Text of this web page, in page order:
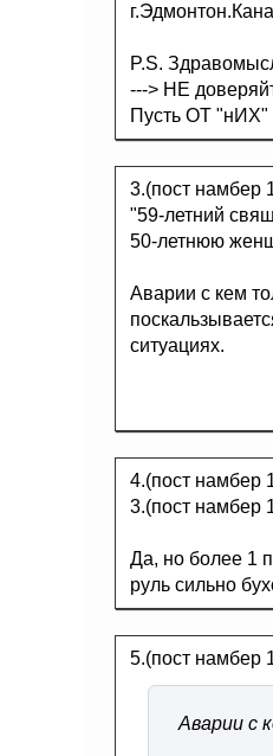
P.S.
---> НЕ
Пусть ОТ
3.(пост намбер
"59-летний
50-летнюю
Аварии с кем
ситуациях.
4.(пост намбер
3.(пост намбер
Да, но более 1
руль сильно
5.(пост намбер
Аварии с